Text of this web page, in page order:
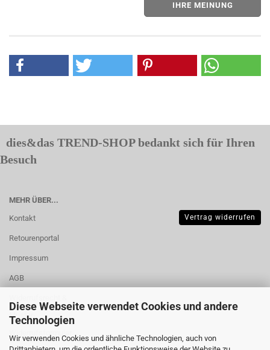
Diese Webseite verwendet Cookies und andere
Technologien
Wir verwenden Cookies und ähnliche Technologien, auch von
IHRE MEINUNG
dies&das TREND-SHOP bedankt sich für Ihren
Besuch
MEHR ÜBER...
Kontakt
Retourenportal
Impressum
AGB
Muster-
Widerrufsformular
Vertrag widerrufen